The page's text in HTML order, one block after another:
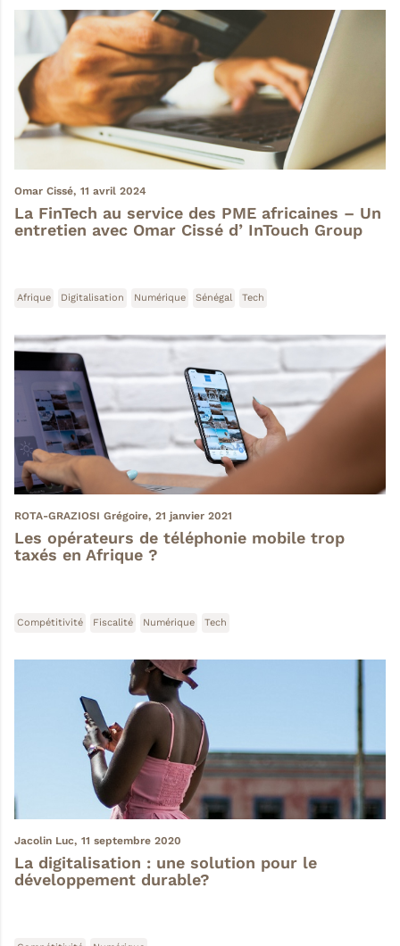
Omar Cissé, 11 avril 2024
La FinTech au service des PME africaines – Un
entretien avec Omar Cissé d’ InTouch Group
Afrique Digitalisation Numérique Sénégal Tech
ROTA-GRAZIOSI Grégoire, 21 janvier 2021
Les opérateurs de téléphonie mobile trop
taxés en Afrique ?
Compétitivité Fiscalité Numérique Tech
Jacolin Luc, 11 septembre 2020
La digitalisation : une solution pour le
développement durable?